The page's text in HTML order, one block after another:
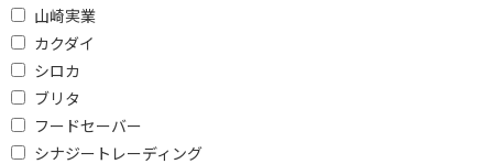
山崎実業
カクダイ
シロカ
ブリタ
フードセーバー
シナジートレーディング
301～331ｍｍ未満
351～400mm未満
奥行(外形・ハンドル除く)で絞り込む